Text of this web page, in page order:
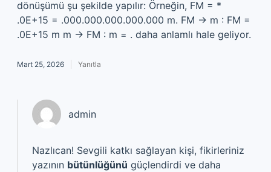
dönüşümü şu şekilde yapılır: Örneğin, FM = *
.0E+15 = .000.000.000.000.000 m. FM → m : FM =
.0E+15 m m → FM : m = . daha anlamlı hale geliyor.
Mart 25, 2026 Yanıtla
admin
Nazlıcan! Sevgili katkı sağlayan kişi, fikirleriniz
yazının bütünlüğünü güçlendirdi ve daha